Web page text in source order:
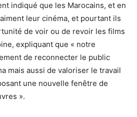
indiqué que les Marocains, et en
leur cinéma, et pourtant ils
de voir ou de revoir les films
expliquant que « notre
de reconnecter le public
mais aussi de valoriser le travail
une nouvelle fenêtre de
».